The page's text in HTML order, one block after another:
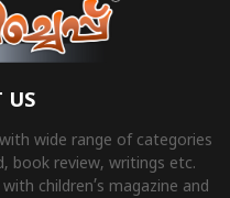
US
wide range of categories
book review, writings etc.
children’s magazine and